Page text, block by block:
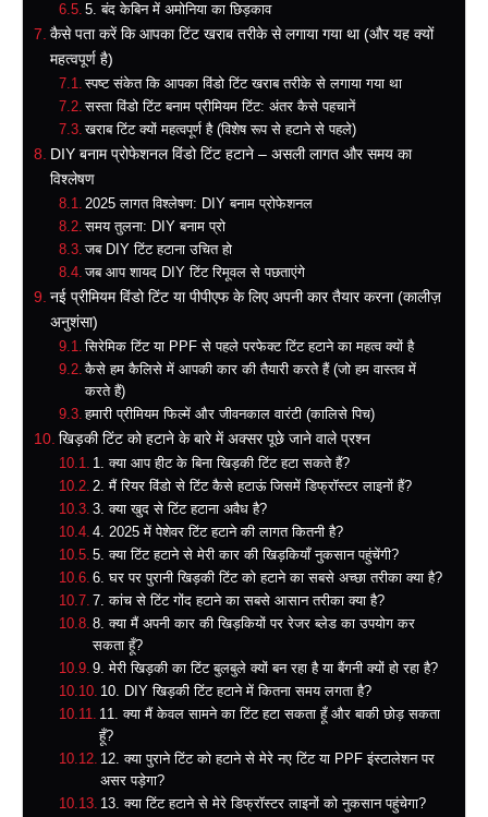
5. बंद केबिन में अमोनिया का छिड़काव
कैसे पता करें कि आपका टिंट खराब तरीके से लगाया गया था (और यह क्यों
महत्वपूर्ण है)
स्पष्ट संकेत कि आपका विंडो टिंट खराब तरीके से लगाया गया था
सस्ता विंडो टिंट बनाम प्रीमियम टिंट: अंतर कैसे पहचानें
खराब टिंट क्यों महत्वपूर्ण है (विशेष रूप से हटाने से पहले)
DIY बनाम प्रोफेशनल विंडो टिंट हटाने – असली लागत और समय का
विश्लेषण
2025 लागत विश्लेषण: DIY बनाम प्रोफेशनल
समय तुलना: DIY बनाम प्रो
जब DIY टिंट हटाना उचित हो
जब आप शायद DIY टिंट रिमूवल से पछताएंगे
नई प्रीमियम विंडो टिंट या पीपीएफ के लिए अपनी कार तैयार करना (कालीज़
अनुशंसा)
सिरेमिक टिंट या PPF से पहले परफेक्ट टिंट हटाने का महत्व क्यों है
कैसे हम कैलिसे में आपकी कार की तैयारी करते हैं (जो हम वास्तव में
करते हैं)
हमारी प्रीमियम फिल्में और जीवनकाल वारंटी (कालिसे पिच)
खिड़की टिंट को हटाने के बारे में अक्सर पूछे जाने वाले प्रश्न
1. क्या आप हीट के बिना खिड़की टिंट हटा सकते हैं?
2. मैं रियर विंडो से टिंट कैसे हटाऊं जिसमें डिफ्रॉस्टर लाइनों हैं?
3. क्या खुद से टिंट हटाना अवैध है?
4. 2025 में पेशेवर टिंट हटाने की लागत कितनी है?
5. क्या टिंट हटाने से मेरी कार की खिड़कियाँ नुकसान पहुंचेंगी?
6. घर पर पुरानी खिड़की टिंट को हटाने का सबसे अच्छा तरीका क्या है?
7. कांच से टिंट गोंद हटाने का सबसे आसान तरीका क्या है?
8. क्या मैं अपनी कार की खिड़कियों पर रेजर ब्लेड का उपयोग कर
सकता हूँ?
9. मेरी खिड़की का टिंट बुलबुले क्यों बन रहा है या बैंगनी क्यों हो रहा है?
10. DIY खिड़की टिंट हटाने में कितना समय लगता है?
11. क्या मैं केवल सामने का टिंट हटा सकता हूँ और बाकी छोड़ सकता
हूँ?
12. क्या पुराने टिंट को हटाने से मेरे नए टिंट या PPF इंस्टालेशन पर
असर पड़ेगा?
13. क्या टिंट हटाने से मेरे डिफ्रॉस्टर लाइनों को नुकसान पहुंचेगा?